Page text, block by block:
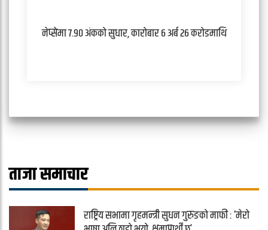
नेप्सेमा ७.९० अंकको सुधार, कारोबार ६ अर्ब २६ करोडमाथि
ताजा समाचार
राष्ट्रिय सभामा गृहमन्त्री सुधन गुरुङको माफी : ‘मेरो